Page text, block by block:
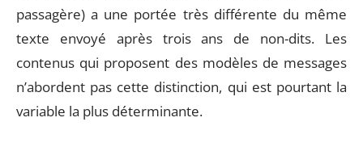
passagère) a une portée très différente du même
texte envoyé après trois ans de non-dits. Les
contenus qui proposent des modèles de messages
n’abordent pas cette distinction, qui est pourtant la
variable la plus déterminante.